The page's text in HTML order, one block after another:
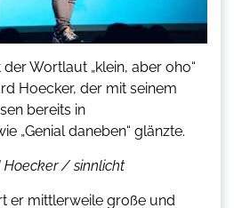
Wortlaut „klein, aber oho“
Hoecker, der mit seinem
bereits in
„Genial daneben“ glänzte.
Hoecker / sinnlicht
er mittlerweile große und